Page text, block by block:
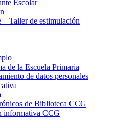
Escolar
Taller de estimulación
de la Escuela Primaria
de datos personales
de Biblioteca CCG
informativa CCG